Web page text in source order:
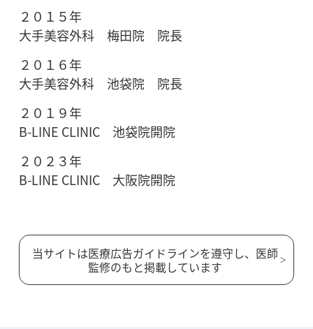
２０１５年
大手美容外科 梅田院 院長
２０１６年
大手美容外科 池袋院 院長
２０１９年
B-LINE CLINIC 池袋院開院
２０２３年
B-LINE CLINIC 大阪院開院
当サイトは医療広告ガイドラインを遵守し、医師
監修のもと掲載しています